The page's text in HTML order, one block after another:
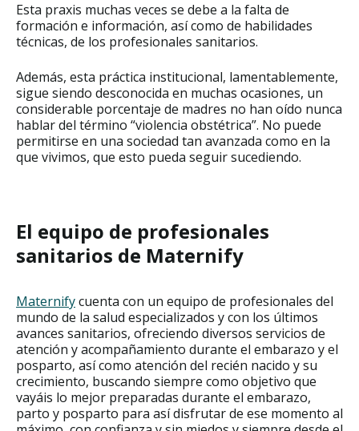
Esta praxis muchas veces se debe a la falta de
formación e información, así como de habilidades
técnicas, de los profesionales sanitarios.
Además, esta práctica institucional, lamentablemente,
sigue siendo desconocida en muchas ocasiones, un
considerable porcentaje de madres no han oído nunca
hablar del término “violencia obstétrica”. No puede
permitirse en una sociedad tan avanzada como en la
que vivimos, que esto pueda seguir sucediendo.
El equipo de profesionales
sanitarios de Maternify
Maternifycuenta con un equipo de profesionales del
mundo de la salud especializados y con los últimos
avances sanitarios, ofreciendo diversos servicios de
atención y acompañamiento durante el embarazo y el
posparto, así como atención del recién nacido y su
crecimiento, buscando siempre como objetivo que
vayáis lo mejor preparadas durante el embarazo,
parto y posparto para así disfrutar de ese momento al